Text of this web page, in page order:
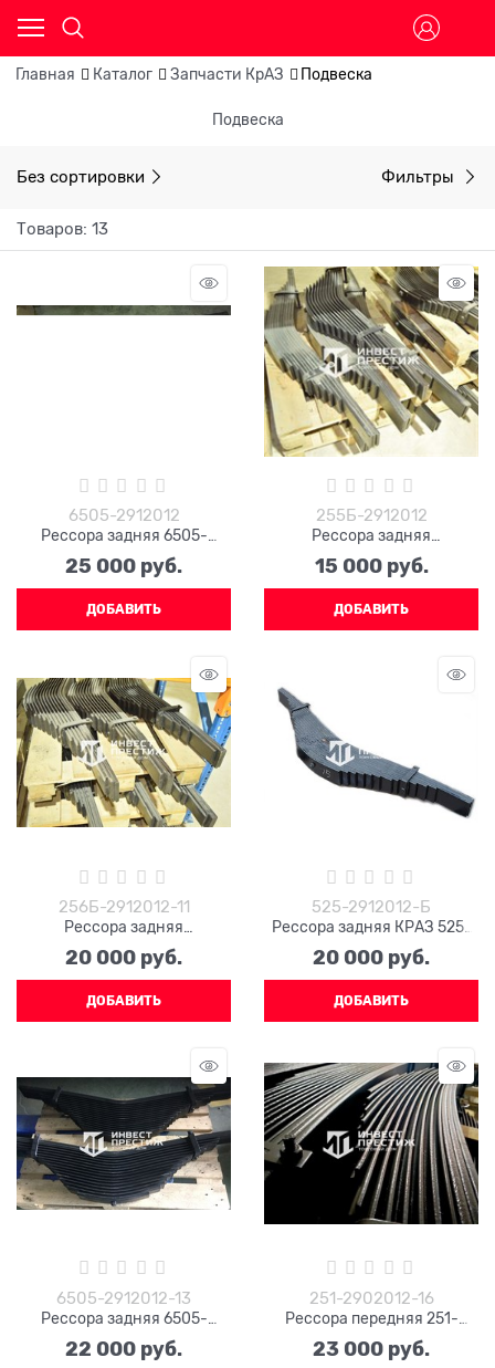
Главная Каталог Запчасти КрАЗ Подвеска
Подвеска
Без сортировки Фильтры
Товаров: 13
6505-2912012
Рессора задняя 6505-
2912012 в сборе (18 листов)
25 000 руб.
ДОБАВИТЬ
255Б-2912012
Рессора задняя
255Б-2912012 в сборе (11
листов)
15 000 руб.
ДОБАВИТЬ
256Б-2912012-11
Рессора задняя
256Б-2912012-11 в сборе (14
листов)
20 000 руб.
ДОБАВИТЬ
525-2912012-Б
Рессора задняя КРАЗ 525-
2912012-Б (15 листов)
20 000 руб.
ДОБАВИТЬ
6505-2912012-13
Рессора задняя 6505-
2912012-13 в сборе (17
листов)
22 000 руб.
251-2902012-16
Рессора передняя 251-
2902012-16 (16 листов)
23 000 руб.